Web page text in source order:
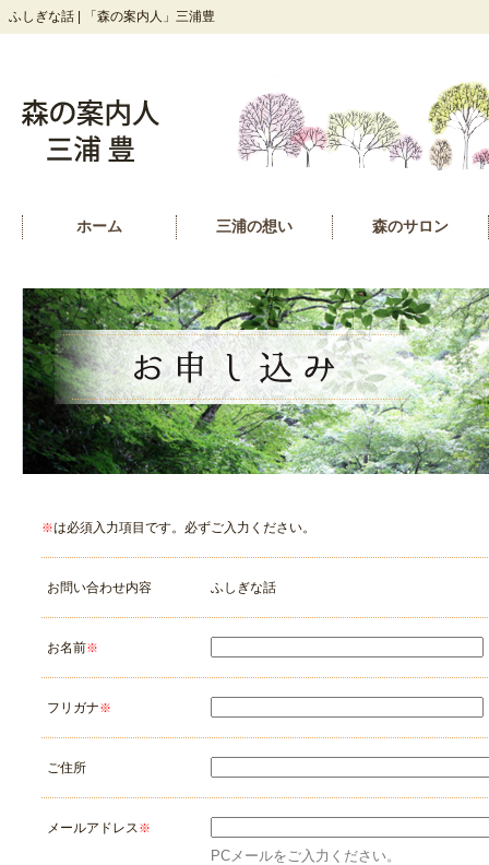
ふしぎな話 | 「森の案内人」三浦豊
ホーム 三浦の想い 森のサロン
※は必須入力項目です。必ずご入力ください。
お問い合わせ内容 ふしぎな話
お名前※
フリガナ※
ご住所
メールアドレス ※
PCメールをご入力ください。